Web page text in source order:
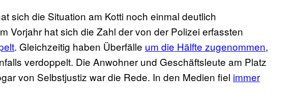
sich die Situation am Kotti noch einmal deutlich
Vorjahr hat sich die Zahl der von der Polizei erfassten
. Gleichzeitig haben Überfälle um die Hälfte zugenommen,
verdoppelt. Die Anwohner und Geschäftsleute am Platz
von Selbstjustiz war die Rede. In den Medien fiel immer